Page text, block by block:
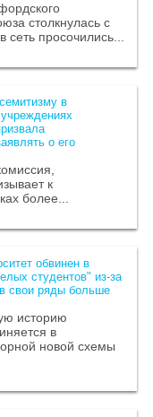
столкнулась с
сеть просочились...
в
о его
к
более...
обвинен в
студентов" из-за
свои ряды больше
историю
в
новой схемы